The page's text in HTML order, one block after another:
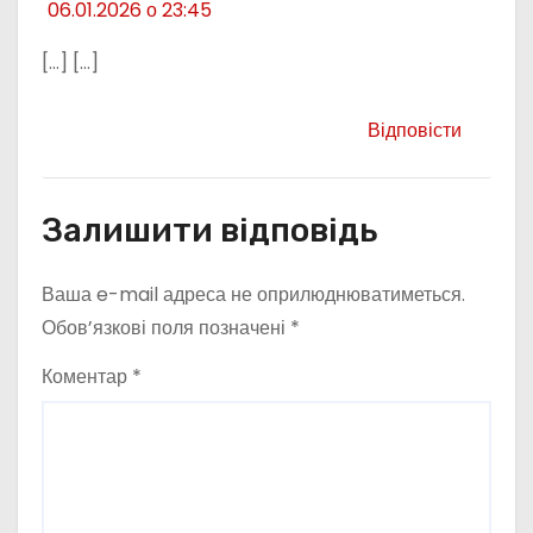
06.01.2026 о 23:45
[…] […]
Відповісти
Залишити відповідь
Ваша e-mail адреса не оприлюднюватиметься.
Обов’язкові поля позначені *
Коментар *